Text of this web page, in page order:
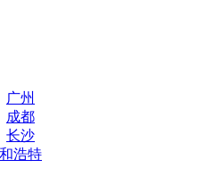
广州
成都
长沙
浩特